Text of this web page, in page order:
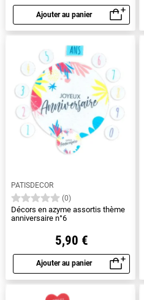
Ajouter au panier
Aperçu rapide
PATISDECOR
(0)
Décors en azyme assortis thème
anniversaire n°6
5,90 €
Ajouter au panier
Aperçu rapide